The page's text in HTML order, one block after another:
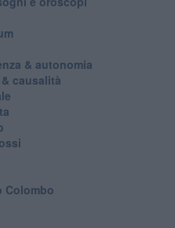
& autonomia
& causalità
Colombo